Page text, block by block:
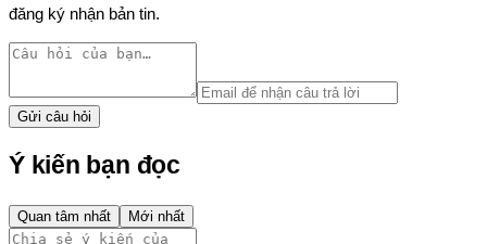
đăng ký nhận bản tin.
Gửi câu hỏi
Ý kiến bạn đọc
Quan tâm nhất Mới nhất